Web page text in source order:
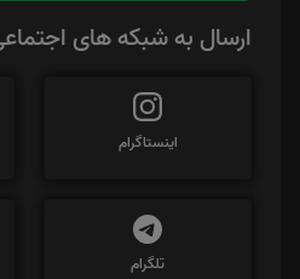
ارسال به شبکه های
اینستاگرام
تلگرام